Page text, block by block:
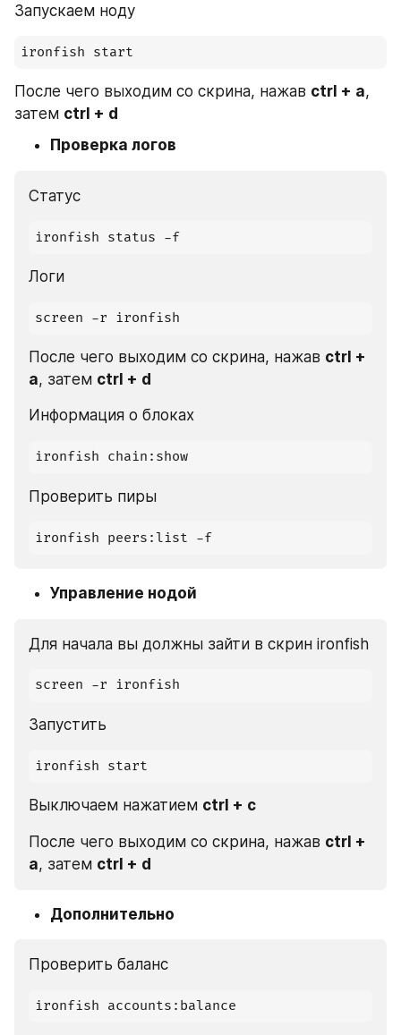
Запускаем ноду
ironfish start
После чего выходим со скрина, нажав ctrl + a,
затем ctrl + d
Проверка логов
Статус
ironfish status -f
Логи
screen -r ironfish
После чего выходим со скрина, нажав ctrl +
a, затем ctrl + d
Информация о блоках
ironfish chain:show
Проверить пиры
ironfish peers:list -f
Управление нодой
Для начала вы должны зайти в скрин ironfish
screen -r ironfish
Запустить
ironfish start
Выключаем нажатием ctrl + c
После чего выходим со скрина, нажав ctrl +
a, затем ctrl + d
Дополнительно
Проверить баланс
ironfish accounts:balance